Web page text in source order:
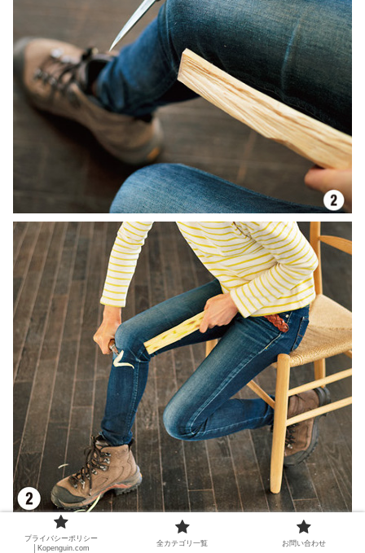
【6】缶切り削り/can opener grip
プライバシーポリシー
│Kopenguin.com
全カテゴリ一覧 お問い合わせ